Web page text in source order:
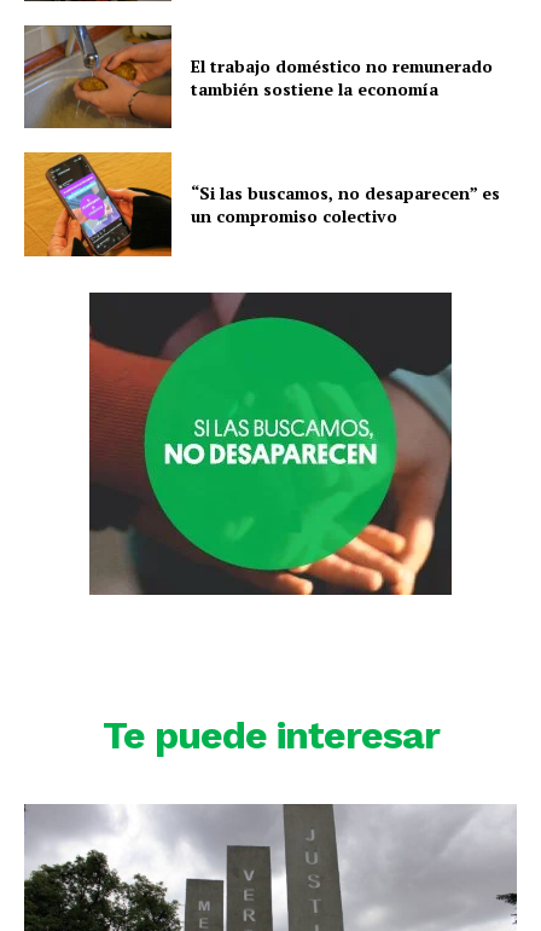
El trabajo doméstico no remunerado
también sostiene la economía
“Si las buscamos, no desaparecen” es
un compromiso colectivo
Te puede interesar